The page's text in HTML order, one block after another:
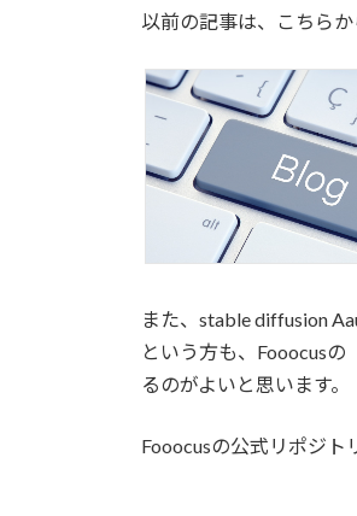
以前の記事は、こちらか
また、stable diffusion
という方も、Fooocus
るのがよいと思います。
Fooocusの公式リポジト